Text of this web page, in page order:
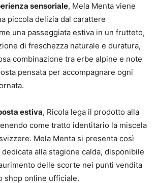
sensoriale, Mela Menta viene
piccola delizia dal carattere
una passeggiata estiva in un frutteto,
di freschezza naturale e duratura,
combinazione tra erbe alpine e note
pensata per accompagnare ogni
estiva, Ricola lega il prodotto alla
come tratto identitario la miscela
Mela Menta si presenta così
dedicata alla stagione calda, disponibile
delle scorte nei punti vendita
shop online ufficiale.